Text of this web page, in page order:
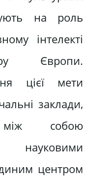
на роль
інтелекті
Європи.
цієї мети
заклади,
між собою
центром